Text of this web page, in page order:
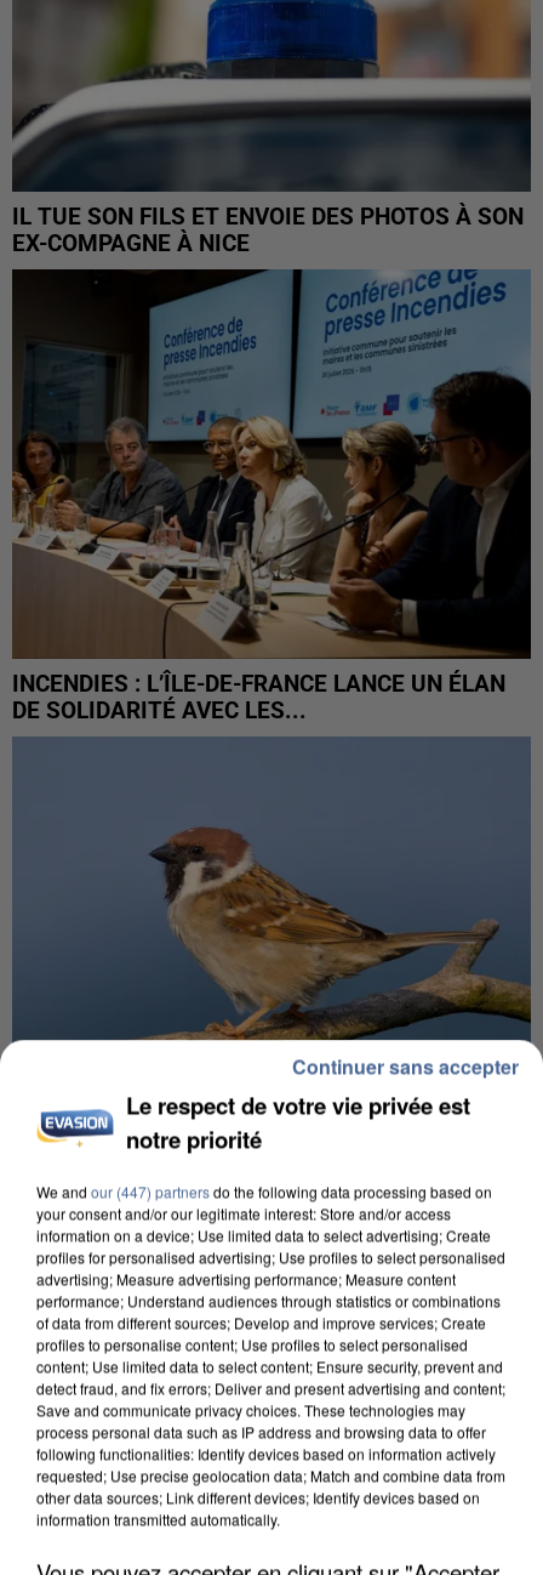
IL TUE SON FILS ET ENVOIE DES PHOTOS À SON
EX-COMPAGNE À NICE
INCENDIES : L’ÎLE-DE-FRANCE LANCE UN ÉLAN
DE SOLIDARITÉ AVEC LES...
APRÈS TOUTES CES CANICULES, LES REFUGES
Le respect de votre vie privée est
notre priorité
We and our (447) partnersdo the following data processing based on
your consent and/or our legitimate interest: Store and/or access
information on a device; Use limited data to select advertising; Create
profiles for personalised advertising; Use profiles to select personalised
advertising; Measure advertising performance; Measure content
performance; Understand audiences through statistics or combinations
of data from different sources; Develop and improve services; Create
profiles to personalise content; Use profiles to select personalised
content; Use limited data to select content; Ensure security, prevent and
detect fraud, and fix errors; Deliver and present advertising and content;
Save and communicate privacy choices. These technologies may
process personal data such as IP address and browsing data to offer
following functionalities: Identify devices based on information actively
requested; Use precise geolocation data; Match and combine data from
other data sources; Link different devices; Identify devices based on
information transmitted automatically.
Continuer sans accepter